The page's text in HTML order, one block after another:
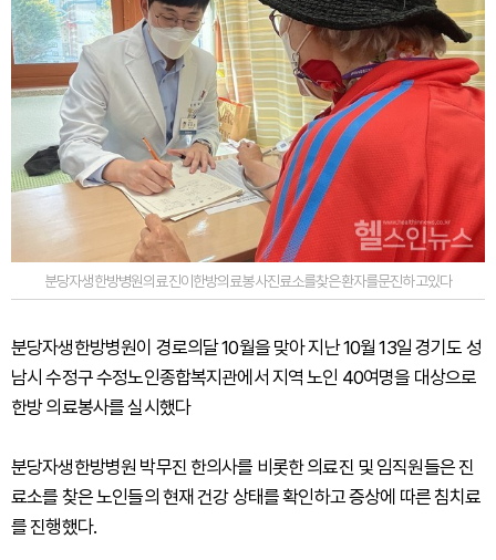
분당자생한방병원의료진이한방의료봉사진료소를찾은환자를문진하고있다
분당자생한방병원이 경로의달 10월을 맞아 지난 10월 13일 경기도 성
남시 수정구 수정노인종합복지관에서 지역 노인 40여명을 대상으로
한방 의료봉사를 실시했다
분당자생한방병원 박무진 한의사를 비롯한 의료진 및 임직원들은 진
료소를 찾은 노인들의 현재 건강 상태를 확인하고 증상에 따른 침치료
를 진행했다.